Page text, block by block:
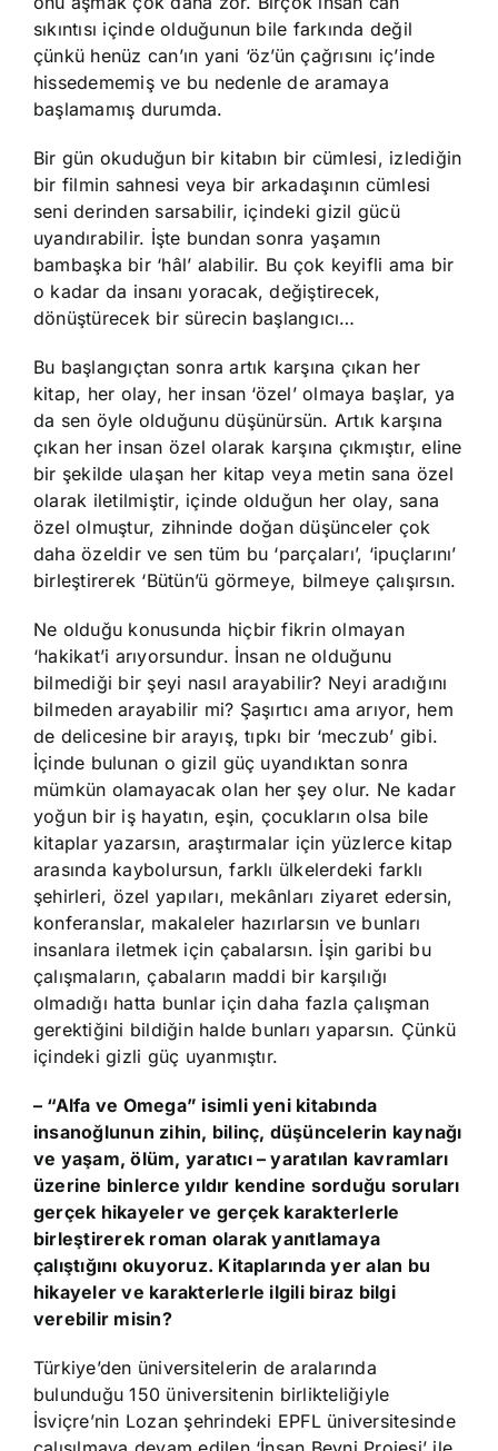
sıkıntısı içinde olduğunun bile farkında değil
çünkü henüz can’ın yani ‘öz’ün çağrısını iç’inde
hissedememiş ve bu nedenle de aramaya
başlamamış durumda.
Bir gün okuduğun bir kitabın bir cümlesi, izlediğin
bir filmin sahnesi veya bir arkadaşının cümlesi
seni derinden sarsabilir, içindeki gizil gücü
uyandırabilir. İşte bundan sonra yaşamın
bambaşka bir ‘hâl’ alabilir. Bu çok keyifli ama bir
o kadar da insanı yoracak, değiştirecek,
dönüştürecek bir sürecin başlangıcı…
Bu başlangıçtan sonra artık karşına çıkan her
kitap, her olay, her insan ‘özel’ olmaya başlar, ya
da sen öyle olduğunu düşünürsün. Artık karşına
çıkan her insan özel olarak karşına çıkmıştır, eline
bir şekilde ulaşan her kitap veya metin sana özel
olarak iletilmiştir, içinde olduğun her olay, sana
özel olmuştur, zihninde doğan düşünceler çok
daha özeldir ve sen tüm bu ‘parçaları’, ‘ipuçlarını’
birleştirerek ‘Bütün’ü görmeye, bilmeye çalışırsın.
Ne olduğu konusunda hiçbir fikrin olmayan
‘hakikat’i arıyorsundur. İnsan ne olduğunu
bilmediği bir şeyi nasıl arayabilir? Neyi aradığını
bilmeden arayabilir mi? Şaşırtıcı ama arıyor, hem
de delicesine bir arayış, tıpkı bir ‘meczub’ gibi.
İçinde bulunan o gizil güç uyandıktan sonra
mümkün olamayacak olan her şey olur. Ne kadar
yoğun bir iş hayatın, eşin, çocukların olsa bile
kitaplar yazarsın, araştırmalar için yüzlerce kitap
arasında kaybolursun, farklı ülkelerdeki farklı
şehirleri, özel yapıları, mekânları ziyaret edersin,
konferanslar, makaleler hazırlarsın ve bunları
insanlara iletmek için çabalarsın. İşin garibi bu
çalışmaların, çabaların maddi bir karşılığı
olmadığı hatta bunlar için daha fazla çalışman
gerektiğini bildiğin halde bunları yaparsın. Çünkü
içindeki gizli güç uyanmıştır.
– “Alfa ve Omega” isimli yeni kitabında
insanoğlunun zihin, bilinç, düşüncelerin kaynağı
ve yaşam, ölüm, yaratıcı – yaratılan kavramları
üzerine binlerce yıldır kendine sorduğu soruları
gerçek hikayeler ve gerçek karakterlerle
birleştirerek roman olarak yanıtlamaya
çalıştığını okuyoruz. Kitaplarında yer alan bu
hikayeler ve karakterlerle ilgili biraz bilgi
verebilir misin?
Türkiye’den üniversitelerin de aralarında
bulunduğu 150 üniversitenin birlikteliğiyle
İsviçre’nin Lozan şehrindeki EPFL üniversitesinde